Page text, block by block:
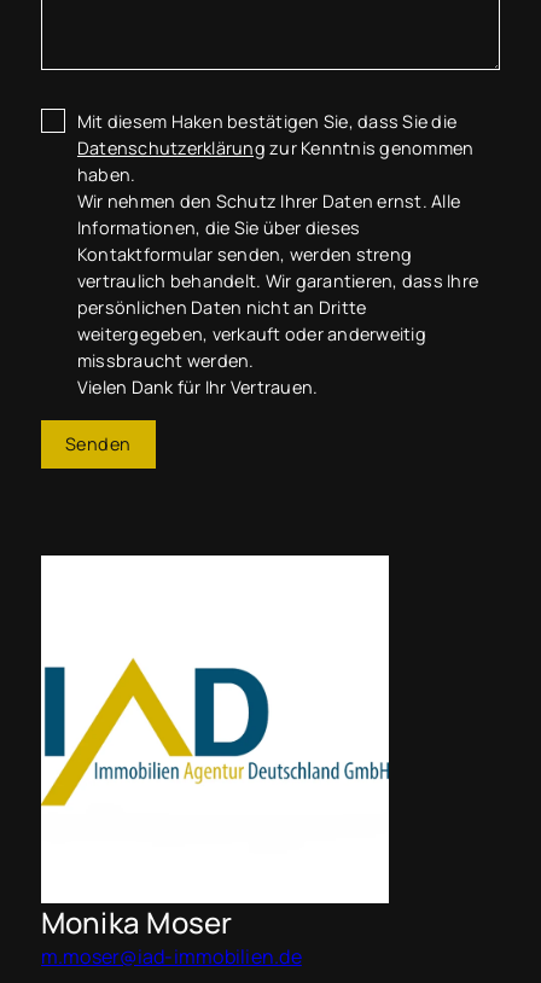
Mit diesem Haken bestätigen Sie, dass Sie die
Datenschutzerklärung zur Kenntnis genommen
haben.
Wir nehmen den Schutz Ihrer Daten ernst. Alle
Informationen, die Sie über dieses
Kontaktformular senden, werden streng
vertraulich behandelt. Wir garantieren, dass Ihre
persönlichen Daten nicht an Dritte
weitergegeben, verkauft oder anderweitig
missbraucht werden.
Vielen Dank für Ihr Vertrauen.
Senden
Monika Moser
m.moser@iad-immobilien.de